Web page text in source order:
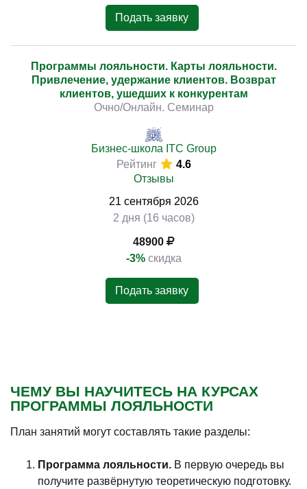
Подать заявку
Программы лояльности. Карты лояльности.
Привлечение, удержание клиентов. Возврат
клиентов, ушедших к конкурентам
Очно/Онлайн. Семинар
Бизнес-школа ITC Group
Рейтинг
4.6
Отзывы
21 сентября 2026
2 дня (16 часов)
48900
-3% скидка
Подать заявку
ЧЕМУ ВЫ НАУЧИТЕСЬ НА КУРСАХ
ПРОГРАММЫ ЛОЯЛЬНОСТИ
План занятий могут составлять такие разделы:
Программа лояльности. В первую очередь вы
получите развёрнутую теоретическую подготовку.